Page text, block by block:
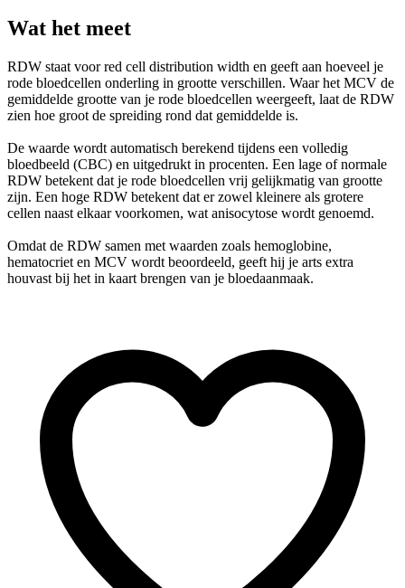
Wat het meet
RDW staat voor red cell distribution width en geeft aan hoeveel je
rode bloedcellen onderling in grootte verschillen. Waar het MCV de
gemiddelde grootte van je rode bloedcellen weergeeft, laat de RDW
zien hoe groot de spreiding rond dat gemiddelde is.
De waarde wordt automatisch berekend tijdens een volledig
bloedbeeld (CBC) en uitgedrukt in procenten. Een lage of normale
RDW betekent dat je rode bloedcellen vrij gelijkmatig van grootte
zijn. Een hoge RDW betekent dat er zowel kleinere als grotere
cellen naast elkaar voorkomen, wat anisocytose wordt genoemd.
Omdat de RDW samen met waarden zoals hemoglobine,
hematocriet en MCV wordt beoordeeld, geeft hij je arts extra
houvast bij het in kaart brengen van je bloedaanmaak.